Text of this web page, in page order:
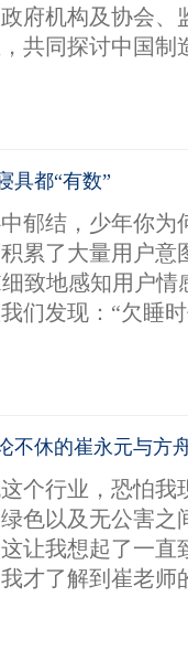
府机构及协会、
共同探讨中国制
具都“有数”
郁结，少年你为
累了大量用户意
致地感知用户情
们发现：“欠睡
不休的崔永元与方
个行业，恐怕我
色以及无公害之
让我想起了一直
才了解到崔老师